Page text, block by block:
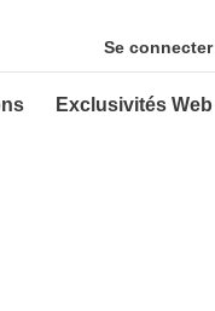
Exclusivités Web
Se